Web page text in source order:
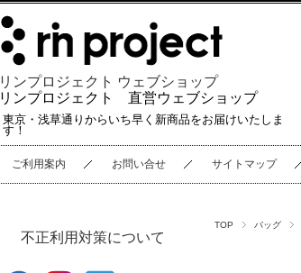
リンプロジェクト ウェブショップ
リンプロジェクト 直営ウェブショップ
東京・浅草通りからいち早く新商品をお届けいたしま
す！
ご利用案内 お問い合せ サイトマップ
TOP バッグ
不正利用対策について